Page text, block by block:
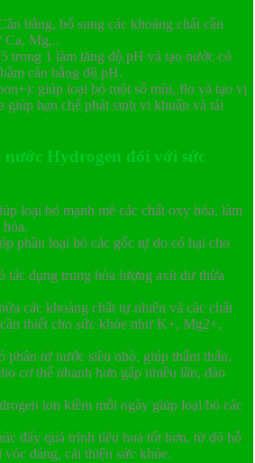
bằng, bổ sung các khoáng chất cần
Ca, Mg,..
trong 1 làm tăng độ pH và tạo nước có
cân bằng độ pH.
giúp loại bỏ một số mùi, flo và tạo vị
giúp hạn chế phát sinh vi khuẩn và tái
nước Hydrogen đối với sức
loại bỏ mạnh mẽ các chất oxy hóa, làm
phần loại bỏ các gốc tự do có hại cho
tác dụng trung hòa lượng axit dư thừa
các khoáng chất tự nhiên và các chất
thiết cho sức khỏe như K+, Mg2+,
phân tử nước siêu nhỏ, giúp thẩm thấu,
cơ thể nhanh hơn gấp nhiều lần, đào
ion kiềm mỗi ngày giúp loại bỏ các
đấy quá trình tiêu hoá tốt hơn, từ đó hỗ
dáng, cải thiện sức khỏe.